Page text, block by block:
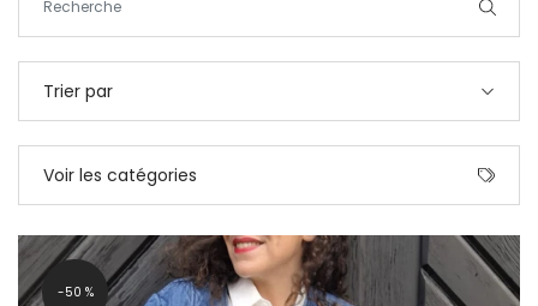
Trier par
Voir les catégories
-50 %